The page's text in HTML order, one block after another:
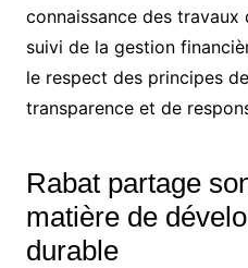
connaissance des
suivi de la gestion
le respect des principes
transparence et de
Rabat partage
matière de
durable